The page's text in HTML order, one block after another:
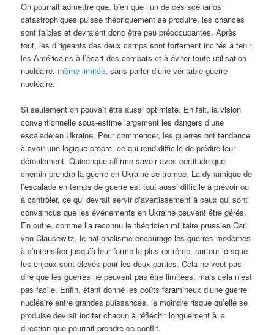
On pourrait admettre que, bien que l’un de ces scénarios
catastrophiques puisse théoriquement se produire, les chances
sont faibles et devraient donc être peu préoccupantes. Après
tout, les dirigeants des deux camps sont fortement incités à tenir
les Américains à l’écart des combats et à éviter toute utilisation
nucléaire, même limitée, sans parler d’une véritable guerre
nucléaire.
Si seulement on pouvait être aussi optimiste. En fait, la vision
conventionnelle sous-estime largement les dangers d’une
escalade en Ukraine. Pour commencer, les guerres ont tendance
à avoir une logique propre, ce qui rend difficile de prédire leur
déroulement. Quiconque affirme savoir avec certitude quel
chemin prendra la guerre en Ukraine se trompe. La dynamique de
l’escalade en temps de guerre est tout aussi difficile à prévoir ou
à contrôler, ce qui devrait servir d’avertissement à ceux qui sont
convaincus que les événements en Ukraine peuvent être gérés.
En outre, comme l’a reconnu le théoricien militaire prussien Carl
von Clausewitz, le nationalisme encourage les guerres modernes
à s’intensifier jusqu’à leur forme la plus extrême, surtout lorsque
les enjeux sont élevés pour les deux parties. Cela ne veut pas
dire que les guerres ne peuvent pas être limitées, mais cela n’est
pas facile. Enfin, étant donné les coûts faramineux d’une guerre
nucléaire entre grandes puissances, le moindre risque qu’elle se
produise devrait inciter chacun à réfléchir longuement à la
direction que pourrait prendre ce conflit.